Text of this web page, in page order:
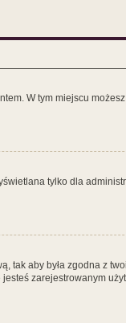
W tym miejscu
tylko dla
tak aby była zgodna z
zarejestrowanym